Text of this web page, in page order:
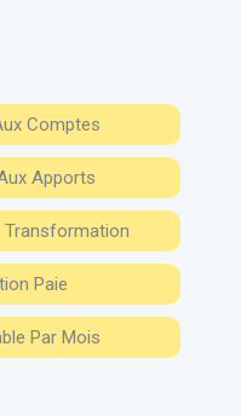
Comptes
Apports
Paie
Par Mois